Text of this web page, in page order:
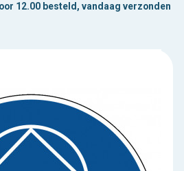
12.00 besteld, vandaag verzonden